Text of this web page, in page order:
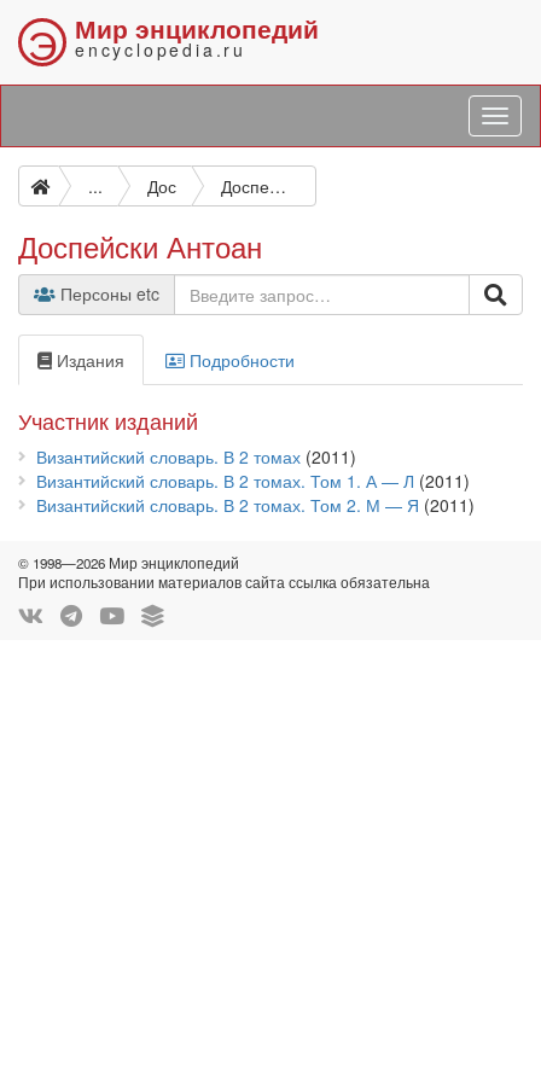
Э Мир энциклопедий
encyclopedia.ru
... Дос Доспейски Антоан
Доспейски Антоан
Персоны etc
Издания Подробности
Участник изданий
Византийский словарь. В 2 томах (2011)
Византийский словарь. В 2 томах. Том 1. А — Л (2011)
Византийский словарь. В 2 томах. Том 2. М — Я (2011)
© 1998—2026 Мир энциклопедий
При использовании материалов сайта ссылка обязательна